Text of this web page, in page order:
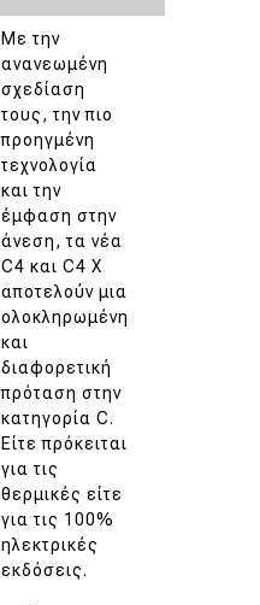
Με την
ανανεωμένη
σχεδίαση
τους, την πιο
προηγμένη
τεχνολογία
και την
έμφαση στην
άνεση, τα νέα
C4 και C4 X
αποτελούν μια
ολοκληρωμένη
και
διαφορετική
πρόταση στην
κατηγορία C.
Είτε πρόκειται
για τις
θερμικές είτε
για τις 100%
ηλεκτρικές
εκδόσεις.